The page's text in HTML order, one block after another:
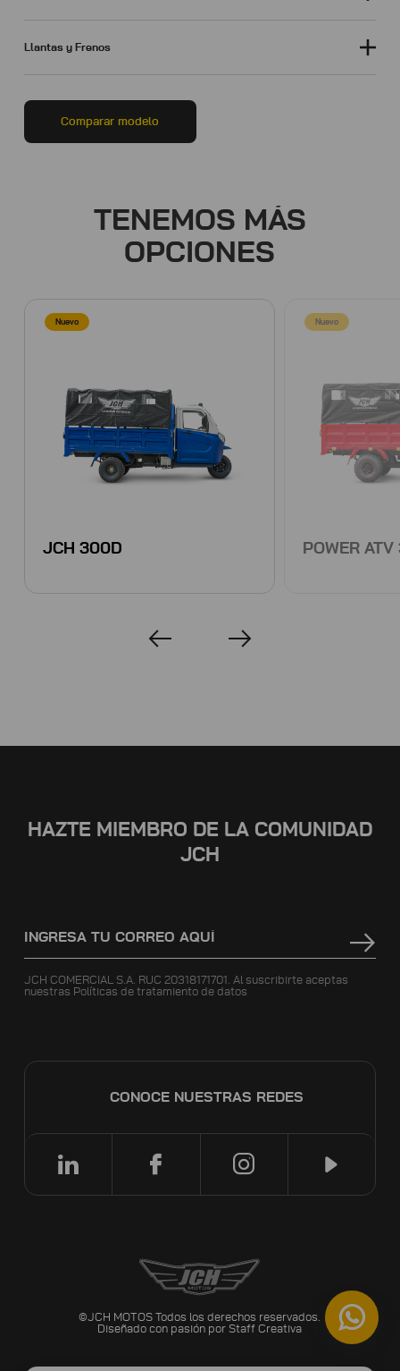
Llantas y Frenos
Comparar modelo
TENEMOS MÁS
OPCIONES
Nuevo
JCH 300D
Nuevo
POWER
HAZTE MIEMBRO DE LA COMUNIDAD
JCH
JCH COMERCIAL S.A. RUC 20318171701. Al suscribirte aceptas
nuestras Políticas de tratamiento de datos
CONOCE NUESTRAS REDES
©JCH MOTOS Todos los derechos reservados.
Diseñado con pasión por Staff Creativa